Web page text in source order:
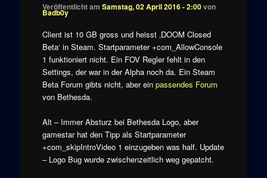
Veröffentlicht am Samstag, 02 April 2016 - 2:00von
Badb0y
Client ist 10 GB gross und heisst ‚DOOM Closed
Beta‘ in Steam. Startparameter +com_AllowConsole
1 funktioniert nicht. Ein FOV Regler fehlt in den
Settings, der war in der Alpha noch da. Ein Steam
Beta Forum gibts nicht, aber ein passendes Forum
von Bethesda.
Alt – Immer Absturz bei Bethesda Logo, aber
gamestar hat den Tipp als Startparameter
+com_skipIntroVideo 1 einzugeben was half. Update
– Logo Bug wurde zwischenzeitlich weg gepatcht.